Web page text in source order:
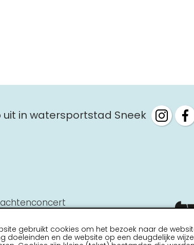
uit in watersportstad Sneek
Sneek
Sneek
gebruikt cookies om het bezoek naar de
doeleinden en de website op een deugdelijke